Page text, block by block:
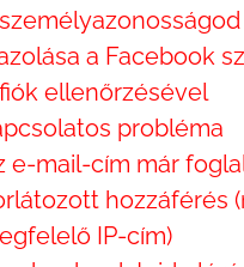
a Facebook
ellenőrzésével
probléma
e-mail-cím már
hozzáférés
IP-cím)